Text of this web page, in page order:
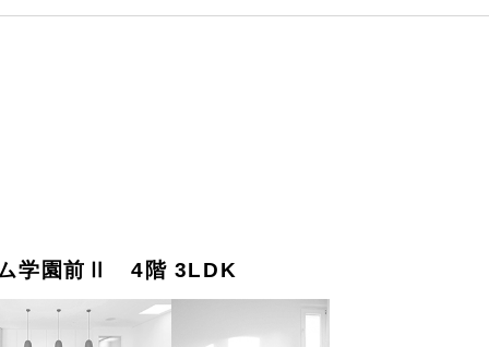
学園前Ⅱ 4階 3LDK